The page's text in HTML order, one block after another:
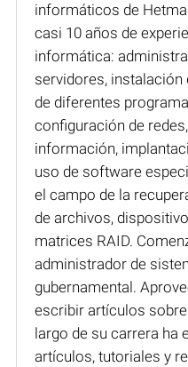
informáticos de
casi 10 años de
informática:
servidores,
de diferentes
configuración de
información,
uso de software
el campo de la
de archivos,
matrices RAID.
administrador de
gubernamental.
escribir artículos
largo de su carrera ha
artículos, tutoriales y